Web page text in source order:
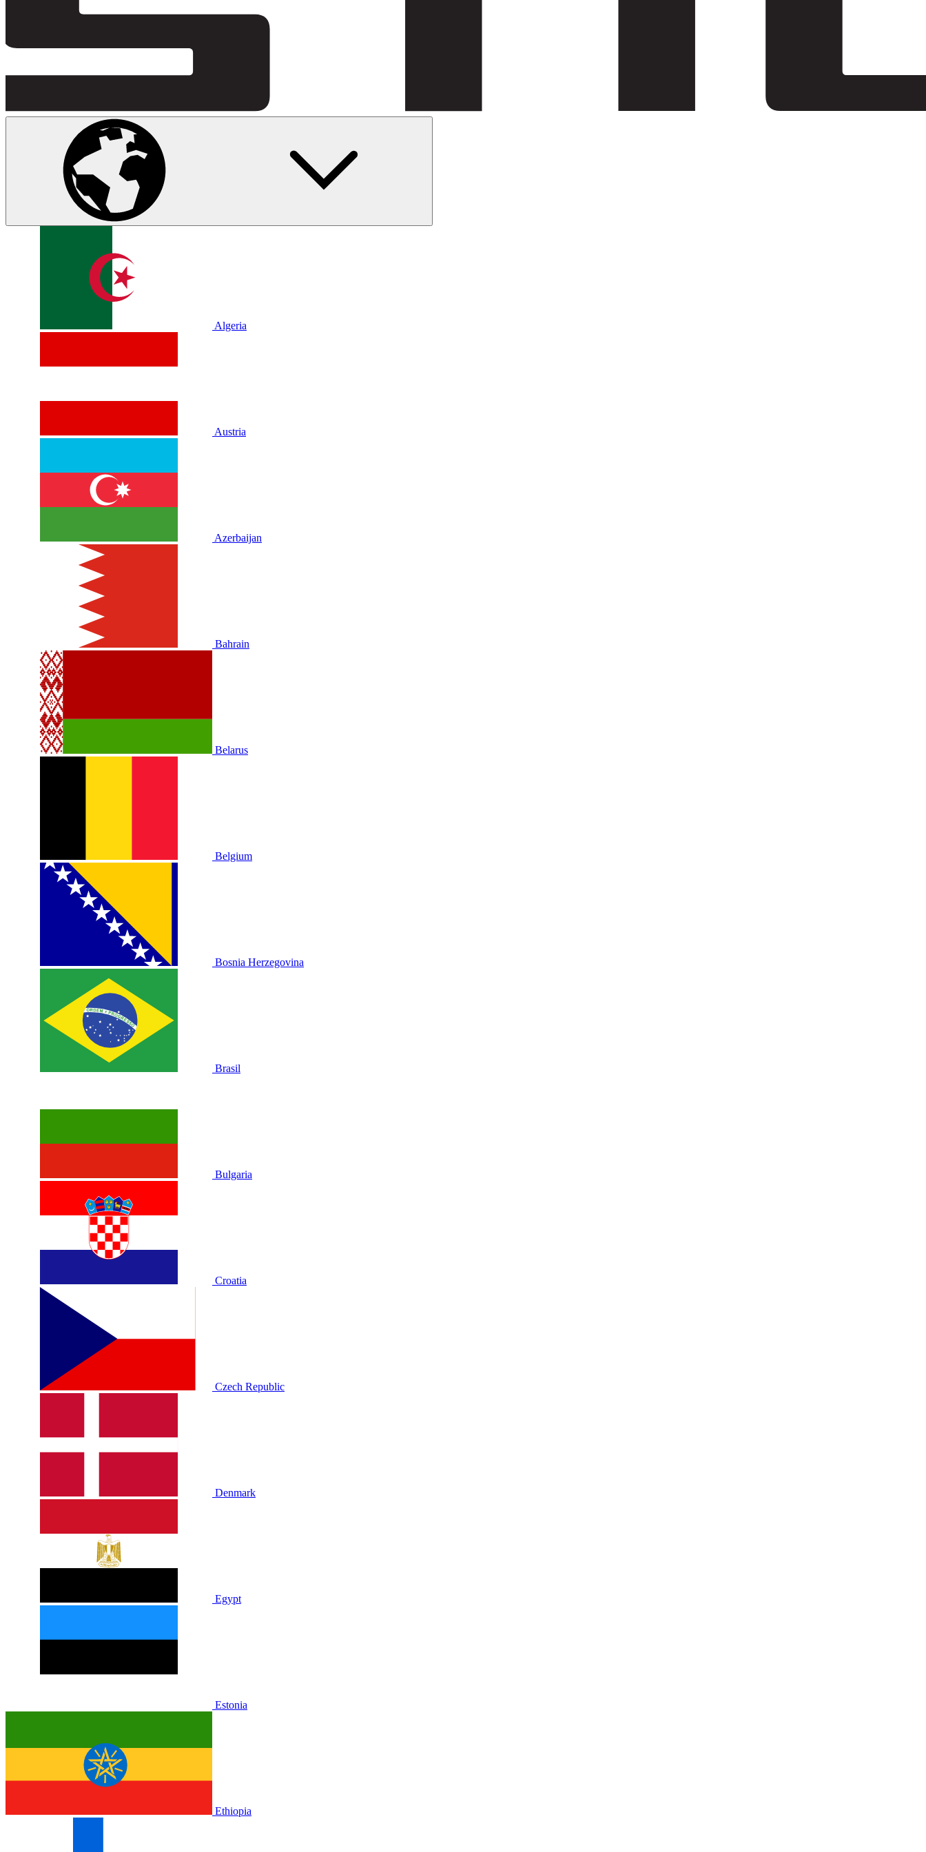
Algeria
Austria
Azerbaijan
Bahrain
Belarus
Belgium
Bosnia Herzegovina
Brasil
Bulgaria
Croatia
Czech Republic
Denmark
Egypt
Estonia
Ethiopia